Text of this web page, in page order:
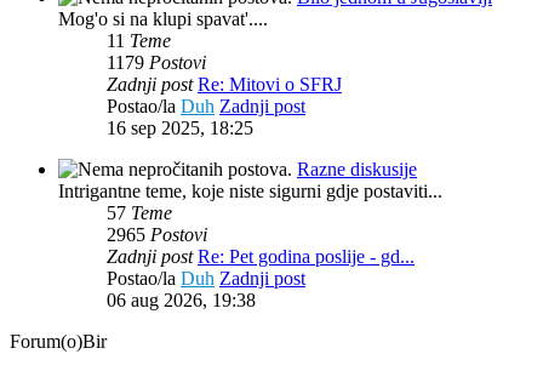
Mog'o si na klupi spavat'....
11 Teme
1179 Postovi
Zadnji post Re: Mitovi o SFRJ
Postao/la Duh Zadnji post
16 sep 2025, 18:25
Razne diskusije
Intrigantne teme, koje niste sigurni gdje postaviti...
57 Teme
2965 Postovi
Zadnji post Re: Pet godina poslije - gd...
Postao/la Duh Zadnji post
06 aug 2026, 19:38
Forum(o)Bir